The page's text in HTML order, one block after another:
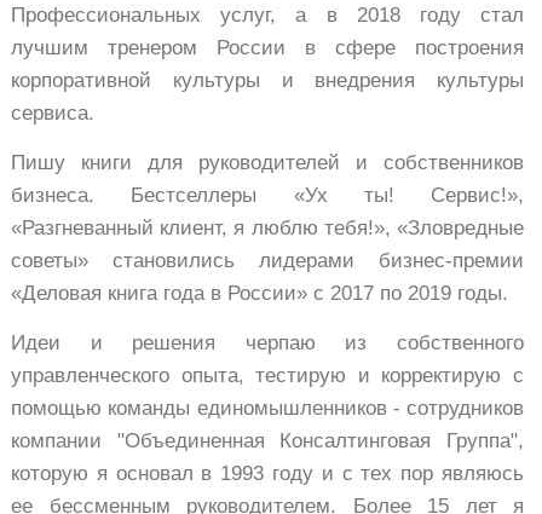
Профессиональных услуг, а в 2018 году стал
лучшим тренером России в сфере построения
корпоративной культуры и внедрения культуры
сервиса.
Пишу книги для руководителей и собственников
бизнеса. Бестселлеры «Ух ты! Сервис!»,
«Разгневанный клиент, я люблю тебя!», «Зловредные
советы» становились лидерами бизнес-премии
«Деловая книга года в России» с 2017 по 2019 годы.
Идеи и решения черпаю из собственного
управленческого опыта, тестирую и корректирую с
помощью команды единомышленников - сотрудников
компании "Объединенная Консалтинговая Группа",
которую я основал в 1993 году и с тех пор являюсь
ее бессменным руководителем. Более 15 лет я